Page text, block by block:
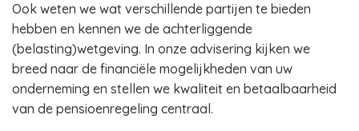
Ook weten we wat verschillende partijen te bieden
hebben en kennen we de achterliggende
(belasting)wetgeving. In onze advisering kijken we
breed naar de financiële mogelijkheden van uw
onderneming en stellen we kwaliteit en betaalbaarheid
van de pensioenregeling centraal.